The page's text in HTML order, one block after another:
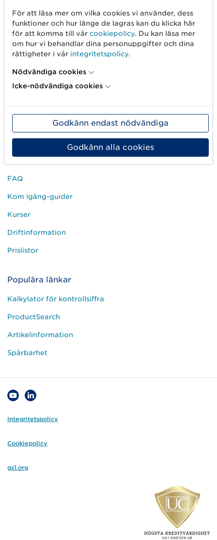
Om oss
Det här är vi
GS1-standarder
Användargrupper
Press och media
Kundservice
FAQ
Kom igång-guider
Kurser
Driftinformation
Prislistor
Populära länkar
Kalkylator för kontrollsiffra
ProductSearch
Artikelinformation
Spårbarhet
Integritetspolicy
Cookiepolicy
gs1.org
För att läsa mer om vilka cookies vi använder, dess
funktioner och hur länge de lagras kan du klicka här
för att komma till vår cookiepolicy. Du kan läsa mer
om hur vi behandlar dina personuppgifter och dina
rättigheter i vår integritetspolicy.
Nödvändiga cookies
Icke-nödvändiga cookies
Godkänn endast nödvändiga
Godkänn alla cookies